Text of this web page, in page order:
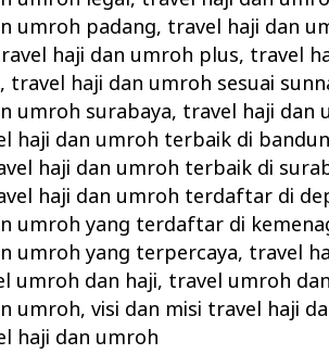
umroh padang, travel haji dan
haji dan umroh plus, travel
, travel haji dan umroh sesuai
umroh surabaya, travel haji dan
haji dan umroh terbaik di
haji dan umroh terbaik di
haji dan umroh terdaftar di
umroh yang terdaftar di
umroh yang terpercaya, travel
umroh dan haji, travel umroh
umroh,visi dan misi travel haji
haji dan umroh